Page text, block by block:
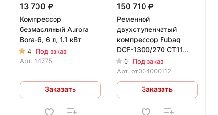
13 700
Компрессор
безмасляный Aurora
Bora-6, 6 л, 1.1 кВт
4
Под заказ
Арт. 14775
Заказать
150 710
Ременной
двухступенчатый
компрессор Fubag
DCF-1300/270 CT11
двухступенчатый
0
Под заказ
Арт. от004000112
Заказать